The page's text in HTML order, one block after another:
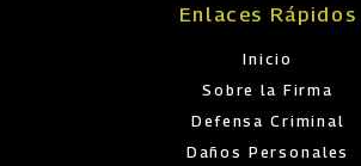
Enlaces Rápidos
Inicio
Sobre la Firma
Defensa Criminal
Daños Personales